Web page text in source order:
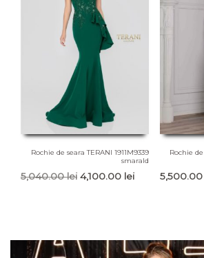
Rochie de seara TERANI 1911M9339
smarald
5,040.00lei Prețul
4,100.00 leiPrețul
Rochie de
5,500.00